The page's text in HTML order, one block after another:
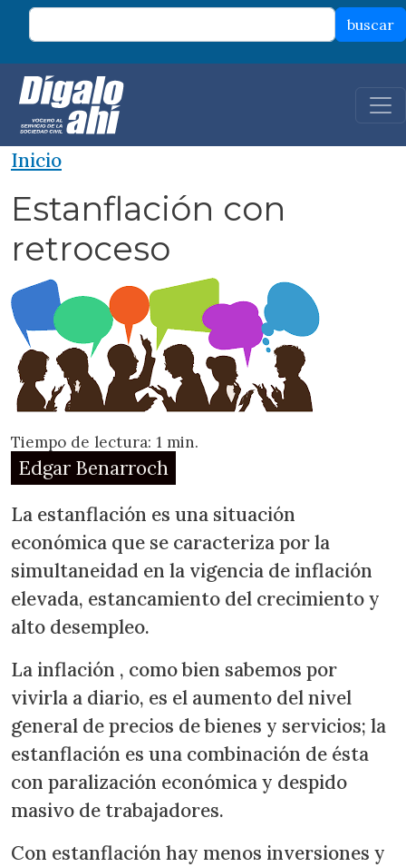
Pasar al contenido principal
buscar
Inicio
Estanflación con
retroceso
Tiempo de lectura: 1 min.
Edgar Benarroch
La estanflación es una situación
económica que se caracteriza por la
simultaneidad en la vigencia de inflación
elevada, estancamiento del crecimiento y
alto desempleo.
La inflación , como bien sabemos por
vivirla a diario, es el aumento del nivel
general de precios de bienes y servicios; la
estanflación es una combinación de ésta
con paralización económica y despido
masivo de trabajadores.
Con estanflación hay menos inversiones y